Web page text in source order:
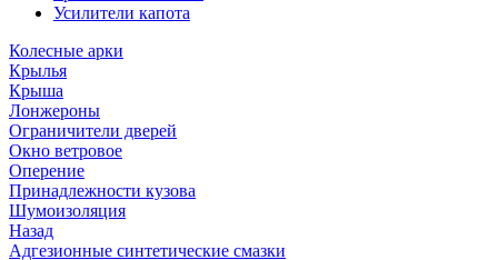
Усилители капота
Колесные арки
Крылья
Крыша
Лонжероны
Ограничители дверей
Окно ветровое
Оперение
Принадлежности кузова
Шумоизоляция
Назад
Адгезионные синтетические смазки